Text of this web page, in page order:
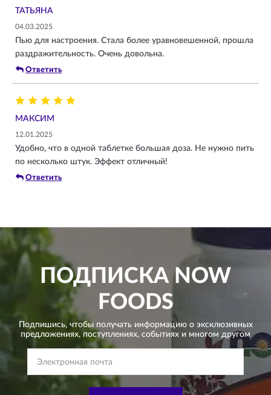
ТАТЬЯНА
04.03.2025
Пью для настроения. Стала более уравновешенной, прошла
раздражительность. Очень довольна.
Ответить
МАКСИМ
12.01.2025
Удобно, что в одной таблетке большая доза. Не нужно пить
по несколько штук. Эффект отличный!
Ответить
ПОДПИСКАNOW
FOODS
Подпишись, чтобы получать информацию о эксклюзивных
предложениях, поступлениях, событиях и многом другом